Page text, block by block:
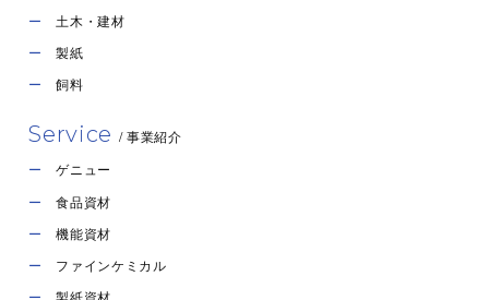
ビニロン繊維
土木・建材
製紙
飼料
Service / 事業紹介
ゲニュー
食品資材
機能資材
ファインケミカル